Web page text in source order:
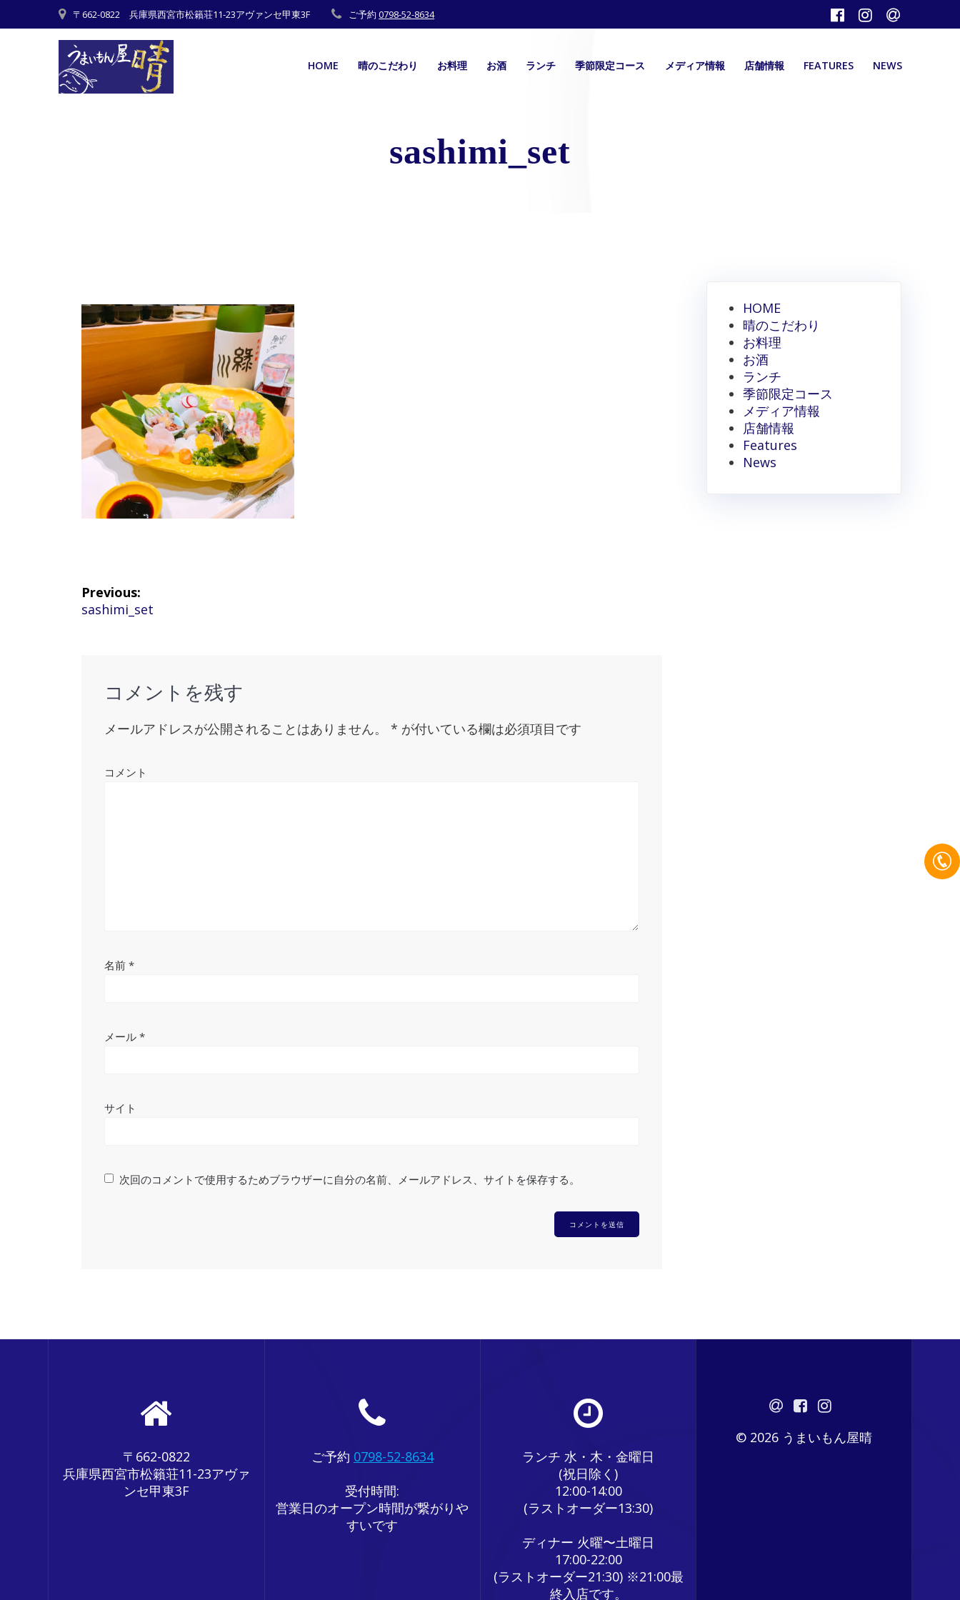
to
〒662-0822 兵庫県西宮市松籟荘11-23アヴァンセ甲東3F ご予約0798-52-8634
HOME 晴のこだわり お料理 お酒 ランチ 季節限定コース メディア情報 店舗情報 FEATURES NEWS
sashimi_set
Previous:
Previous
sashimi_set
コメントを残す
メールアドレスが公開されることはありません。 * が付いている欄は必須項目です
コメント
名前*
メール*
サイト
次回のコメントで使用するためブラウザーに自分の名前、メールアドレス、サイトを保存する。
HOME
晴のこだわり
お料理
お酒
ランチ
季節限定コース
メディア情報
店舗情報
Features
News
〒662-0822
兵庫県西宮市松籟荘11-23アヴァ
ンセ甲東3F
ご予約 0798-52-8634
受付時間:
営業日のオープン時間が繋がりや
すいです
ランチ 水・木・金曜日
(祝日除く)
12:00-14:00
(ラストオーダー13:30)
ディナー 火曜〜土曜日
17:00-22:00
(ラストオーダー21:30) ※21:00最
終入店です。
© 2026 うまいもん屋晴